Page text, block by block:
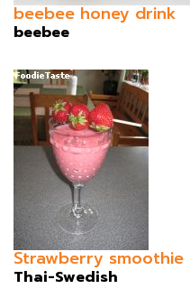
beebee honey drink
beebee
Strawberry smoothie
Thai-Swedish